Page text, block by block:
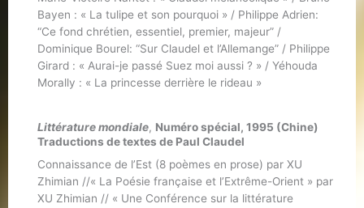
Bayen : « La tulipe et son pourquoi » / Philippe Adrien:
“Ce fond chrétien, essentiel, premier, majeur” /
Dominique Bourel: “Sur Claudel et l’Allemange” / Philippe
Girard : « Aurai-je passé Suez moi aussi ? » / Yéhouda
Morally : « La princesse derrière le rideau »
Littérature mondiale, Numéro spécial, 1995 (Chine)
Traductions de textes de Paul Claudel
Connaissance de l’Est (8 poèmes en prose) par XU
Zhimian //« La Poésie française et l’Extrême-Orient » par
XU Zhimian // « Une Conférence sur la littérature